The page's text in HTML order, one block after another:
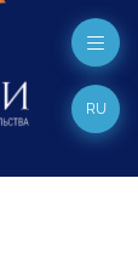
RU